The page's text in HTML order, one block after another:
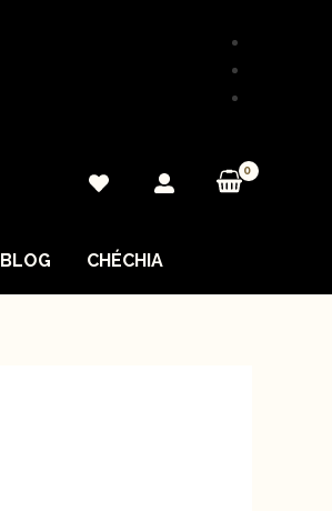
BLOG CHÉCHIA